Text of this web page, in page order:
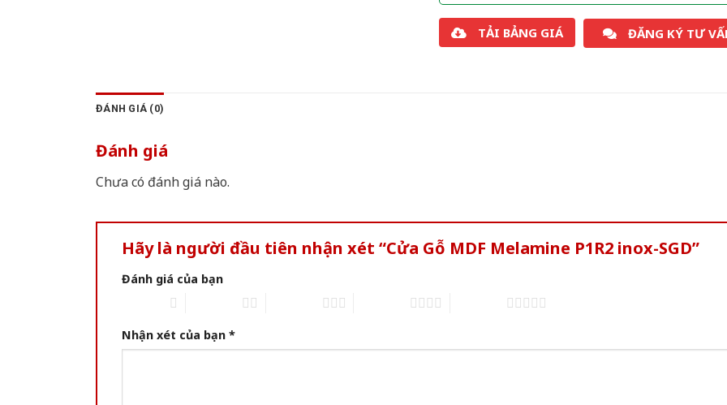
TẢI BẢNG GIÁ ĐĂNG KÝ TƯ
ĐÁNH GIÁ (0)
Đánh giá
Chưa có đánh giá nào.
Hãy là người đầu tiên nhận xét “Cửa Gỗ MDF Melamine P1R2 inox-SGD”
Đánh giá của bạn
Nhận xét của bạn *